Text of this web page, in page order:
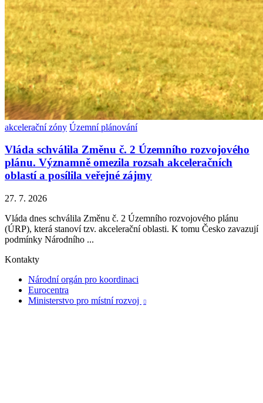
akcelerační zóny Územní plánování
Vláda schválila Změnu č. 2 Územního rozvojového
plánu. Významně omezila rozsah akceleračních
oblastí a posílila veřejné zájmy
27. 7. 2026
Vláda dnes schválila Změnu č. 2 Územního rozvojového plánu
(ÚRP), která stanoví tzv. akcelerační oblasti. K tomu Česko zavazují
podmínky Národního ...
Kontakty
Národní orgán pro koordinaci
Eurocentra
Ministerstvo pro místní rozvoj
